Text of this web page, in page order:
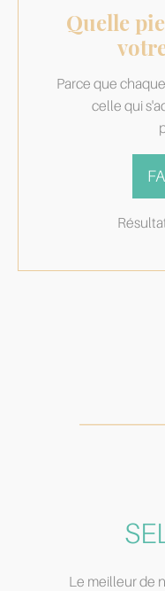
Quelle
Parce que
celle qui
Le meilleur de